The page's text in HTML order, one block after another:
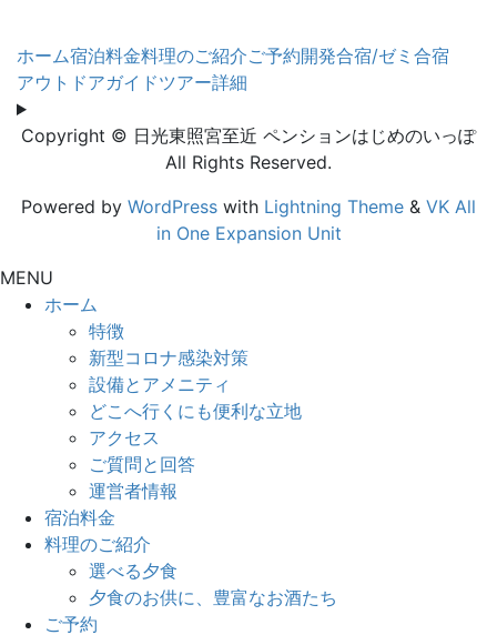
す
。
夏
ダ
イ
ヤ
変
す
。
国
旅
支
、
長
の
お
知
ら
せ
。
ホーム宿泊料金料理のご紹介ご予約開発合宿/ゼミ合宿
アウトドアガイドツアー詳細
Copyright © 日光東照宮至近 ペンションはじめのいっぽ
All Rights Reserved.
Powered by WordPress with Lightning Theme & VK All
in One Expansion Unit
MENU
ホーム
特徴
新型コロナ感染対策
設備とアメニティ
どこへ行くにも便利な立地
アクセス
ご質問と回答
運営者情報
宿泊料金
料理のご紹介
選べる夕食
夕食のお供に、豊富なお酒たち
ご予約